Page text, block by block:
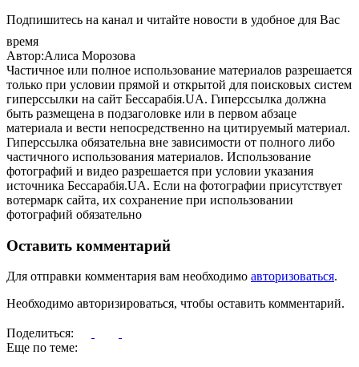
Подпишитесь на канал и читайте новости в удобное для Вас
время
Автор:Алиса Морозова
Частичное или полное использование материалов разрешается
только при условии прямой и открытой для поисковых систем
гиперссылки на сайт Бессарабія.UA. Гиперссылка должна
быть размещена в подзаголовке или в первом абзаце
материала и вести непосредственно на цитируемый материал.
Гиперссылка обязательна вне зависимости от полного либо
частичного использования материалов. Использование
фотографий и видео разрешается при условии указания
источника Бессарабія.UA. Если на фотографии присутствует
вотермарк сайта, их сохранение при использовании
фотографий обязательно
Оставить комментарий
Для отправки комментария вам необходимо авторизоваться.
Необходимо авторизироваться, чтобы оставить комментарий.
Поделиться:
Еще по теме: